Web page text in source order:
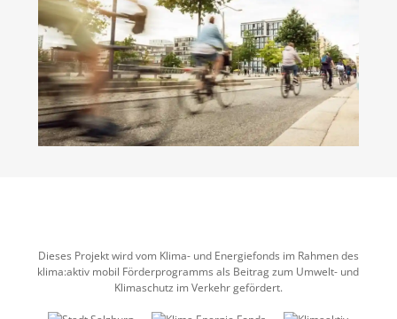
Dieses Projekt wird vom Klima- und Energiefonds im Rahmen des
klima:aktiv mobil Förderprogramms als Beitrag zum Umwelt- und
Klimaschutz im Verkehr gefördert.